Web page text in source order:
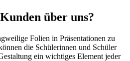
über uns?
Folien in Präsentationen zu
die Schülerinnen und Schüler
ein wichtiges Element jeder